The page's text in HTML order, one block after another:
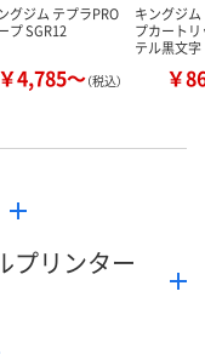
グジム テプラPRO
プ SGR12
￥4,785～（税込）
キングジ
プカート
テル黒文字
￥
プリンター